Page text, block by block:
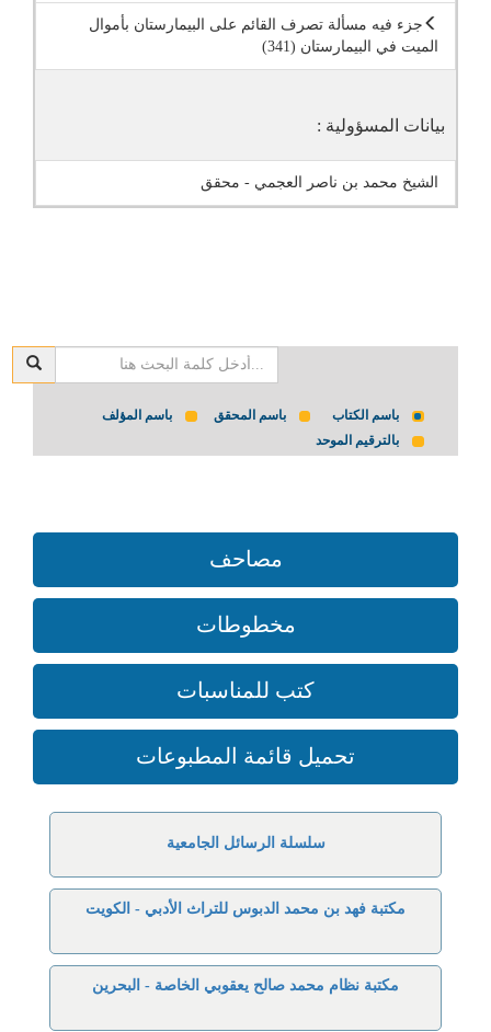
جزء فيه مسألة تصرف القائم على البيمارستان بأموال
الميت في البيمارستان (341)
بيانات المسؤولية :
الشيخ محمد بن ناصر العجمي - محقق
باسم الكتاب باسم المحقق
باسم المؤلف
بالترقيم الموحد
مصاحف
مخطوطات
كتب للمناسبات
تحميل قائمة المطبوعات
سلسلة الرسائل الجامعية
مكتبة فهد بن محمد الدبوس للتراث الأدبي - الكويت
مكتبة نظام محمد صالح يعقوبي الخاصة - البحرين